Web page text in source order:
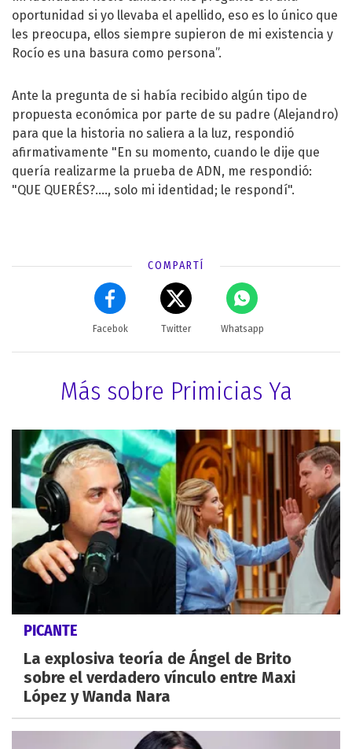
oportunidad si yo llevaba el apellido, eso es lo único que
les preocupa, ellos siempre supieron de mi existencia y
Rocío es una basura como persona”.
Ante la pregunta de si había recibido algún tipo de
propuesta económica por parte de su padre (Alejandro)
para que la historia no saliera a la luz, respondió
afirmativamente "En su momento, cuando le dije que
quería realizarme la prueba de ADN, me respondió:
"QUE QUERÉS?...., solo mi identidad; le respondí".
COMPARTÍ
Facebok Twitter Whatsapp
Más sobre Primicias Ya
PICANTE
La explosiva teoría de Ángel de Brito
sobre el verdadero vínculo entre Maxi
López y Wanda Nara